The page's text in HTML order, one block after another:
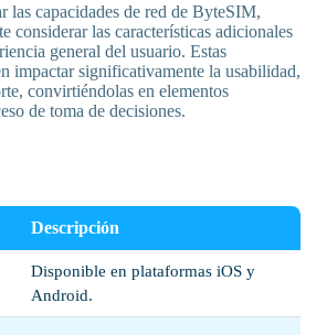
las capacidades de red de ByteSIM,
considerar las características adicionales
general del usuario. Estas
impactar significativamente la usabilidad,
convirtiéndolas en elementos
de toma de decisiones.
Descripción
Disponible en plataformas iOS y
Android.